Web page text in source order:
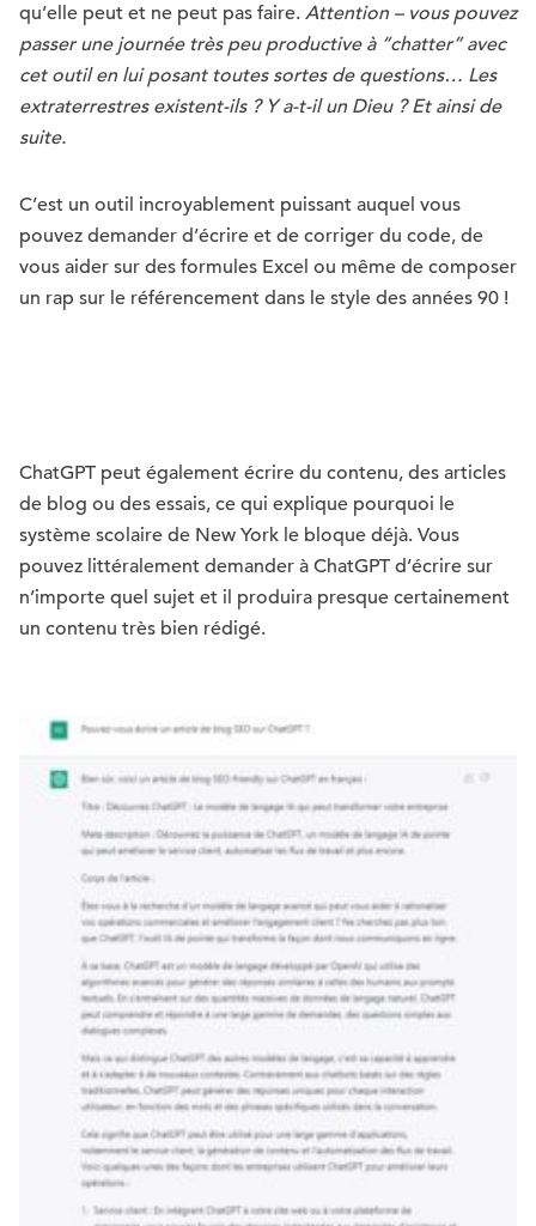
qu’elle peut et ne peut pas faire. Attention – vous pouvez
passer une journée très peu productive à “chatter” avec
cet outil en lui posant toutes sortes de questions… Les
extraterrestres existent-ils ? Y a-t-il un Dieu ? Et ainsi de
suite.
C’est un outil incroyablement puissant auquel vous
pouvez demander d’écrire et de corriger du code, de
vous aider sur des formules Excel ou même de composer
un rap sur le référencement dans le style des années 90 !
ChatGPT peut également écrire du contenu, des articles
de blog ou des essais, ce qui explique pourquoi le
système scolaire de New York le bloque déjà. Vous
pouvez littéralement demander à ChatGPT d’écrire sur
n’importe quel sujet et il produira presque certainement
un contenu très bien rédigé.